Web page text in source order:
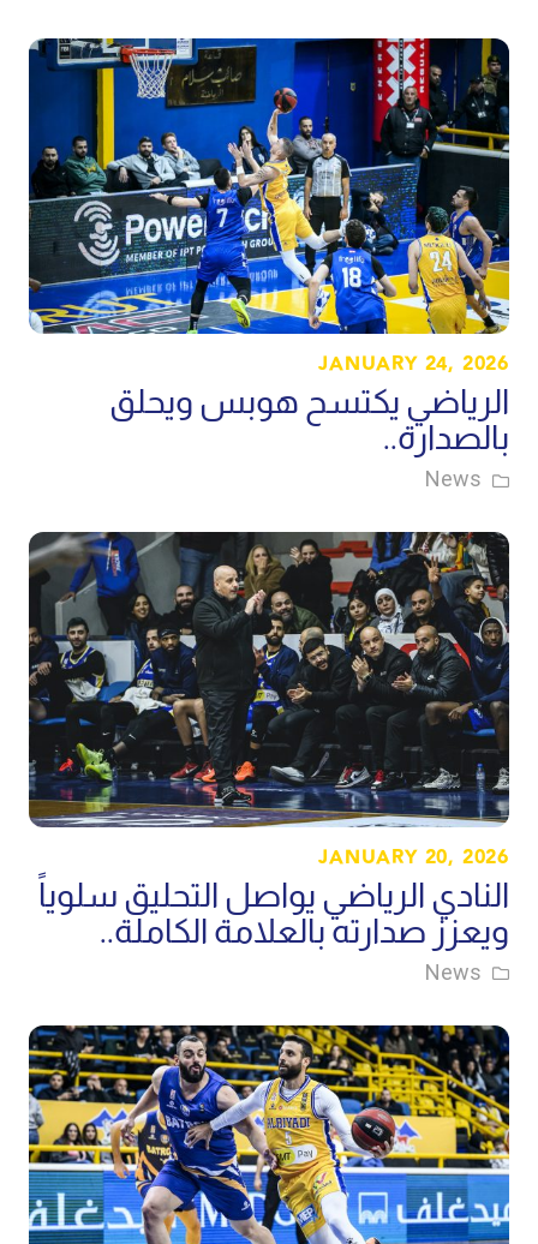
JANUARY 24, 2026
الرياضي يكتسح هوبس ويحلق
بالصدارة..
News
JANUARY 20, 2026
النادي الرياضي يواصل التحليق سلوياً
ويعزز صدارته بالعلامة الكاملة..
News